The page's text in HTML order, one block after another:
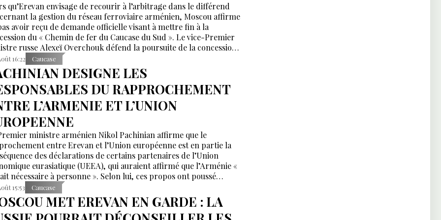
qu’Erevan envisage de recourir à l’arbitrage dans le différend
la gestion du réseau ferroviaire arménien, Moscou affirme
avoir reçu de demande officielle visant à mettre fin à la
du « Chemin de fer du Caucase du Sud ». Le vice-Premier
russe Alexeï Overchouk défend la poursuite de la concession
au dialogue.
16:22 Caucase
DESIGNE LES
DU RAPPROCHEMENT
L’ARMENIE ET L’UNION
ministre arménien Nikol Pachinian affirme que le
entre Erevan et l’Union européenne est en partie la
des déclarations de certains partenaires de l’Union
eurasiatique (UEEA), qui auraient affirmé que l’Arménie «
nécessaire à personne ». Selon lui, ces propos ont poussé
à rechercher de nouvelles alternatives économiques et
15:53 Caucase
MET EREVAN EN GARDE : LA